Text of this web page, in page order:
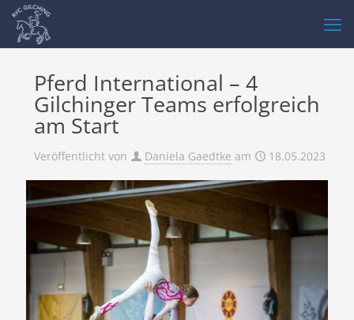
Pferd International – 4
Gilchinger Teams erfolgreich
am Start
Veröffentlicht von Daniela Gaedtke am 18.05.2023